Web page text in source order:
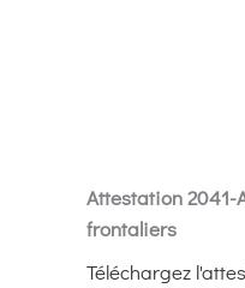
Attestation 2041-
frontaliers
Téléchargez